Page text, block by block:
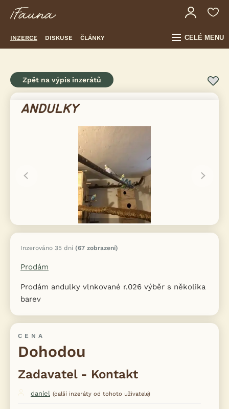
INZERCE DISKUSE ČLÁNKY CELÉ MENU
Zpět na výpis inzerátů
Inzerováno 35 dní (67 zobrazení)
Prodám
Prodám andulky vlnkované r.026 výběr s několika
barev
CENA
Dohodou
Zadavatel - Kontakt
daniel (další inzeráty od tohoto uživatele)
ANDULKY